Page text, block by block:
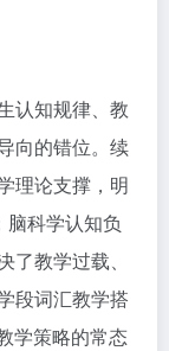
认知规律、教
向的错位。续
理论支撑，明
脑科学认知负
教学过载、
段词汇教学搭
学策略的常态